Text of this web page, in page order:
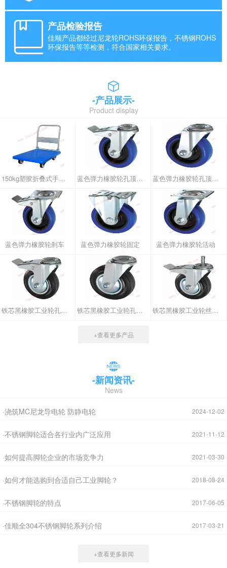
产品检验报告
佳顺产品都经过尼龙轮ROHS环保报告，不锈钢ROHS
环保报告等等检测，符合国家相关要求。
-产品展示-
Product display
150kg塑胶折叠式手推车 蓝色弹力橡胶轮孔顶刹车 蓝色弹力橡胶轮孔顶活动
蓝色弹力橡胶轮刹车 蓝色弹力橡胶轮固定 蓝色弹力橡胶轮活动
铁芯黑橡胶工业轮孔顶刹车 铁芯黑橡胶工业轮孔顶活动 铁芯黑橡胶工业轮丝杆刹车
+查看更多产品
-新闻资讯-
News
2024-12-02
·浇筑MC尼龙导电轮 防静电轮
2021-11-12
·不锈钢脚轮适合各行业内广泛应用
2021-03-30
·如何提高脚轮企业的市场竞争力
2018-08-24
·如何才能选购到合适自己工业脚轮？
2017-06-05
·不锈钢脚轮的特点
2017-03-21
·佳顺全304不锈钢脚轮系列介绍
+查看更多新闻